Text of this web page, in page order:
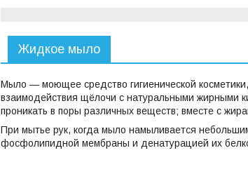
Жидкое мыло
Мыло — моющее средство гигиенической
взаимодействия щёлочи с натуральными жирными
проникать в поры различных веществ; вместе с
При мытье рук, когда мыло намыливается
фосфолипидной мембраны и денатурацией их